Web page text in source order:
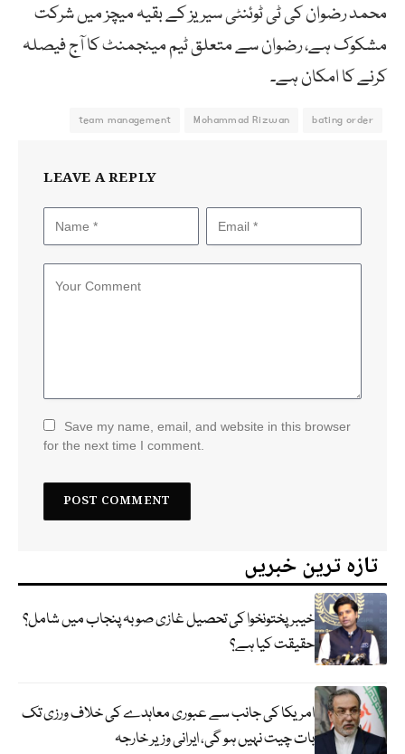
محمد رضوان کی ٹی ٹوئنٹی سیریز کے بقیہ میچز میں شرکت
مشکوک ہے، رضوان سے متعلق ٹیم مینجمنٹ کا آج فیصلہ
کرنے کا امکان ہے۔
bating order
Mohammad Rizwan
team management
LEAVE A REPLY
Save my name, email, and website in this browser
for the next time I comment.
تازہ ترین خبریں
خیبر پختونخوا کی تحصیل غازی صوبہ پنجاب میں شامل؟
حقیقت کیا ہے؟
امریکا کی جانب سے عبوری معاہدے کی خلاف ورزی تک
بات چیت نہیں ہو گی، ایرانی وزیر خارجہ